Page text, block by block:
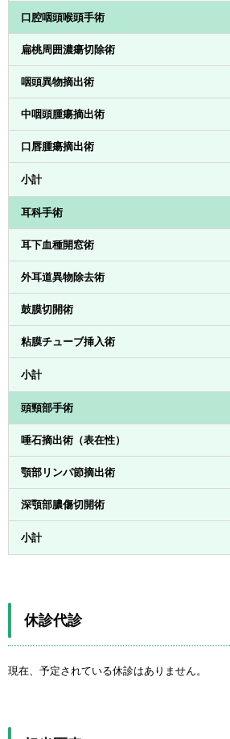
口腔咽頭喉頭手術
扁桃周囲濃瘍切除術
咽頭異物摘出術
中咽頭腫瘍摘出術
口唇腫瘍摘出術
小計
耳科手術
耳下血種開窓術
外耳道異物除去術
鼓膜切開術
粘膜チューブ挿入術
小計
頭頸部手術
唾石摘出術（表在性）
顎部リンパ節摘出術
深顎部膿傷切開術
小計
休診代診
現在、予定されている休診はありません。